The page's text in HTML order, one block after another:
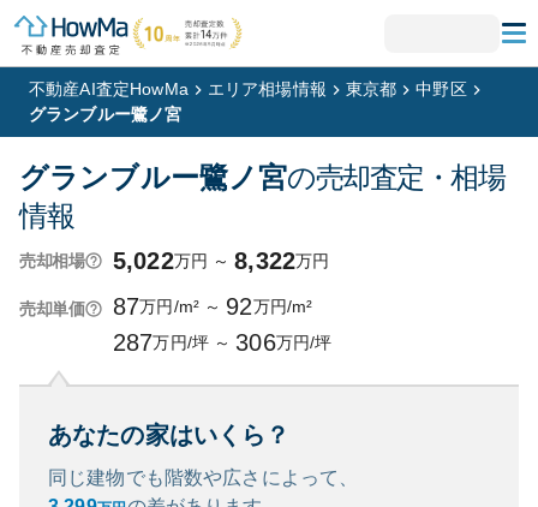
不動産AI査定HowMa エリア相場情報 東京都
中野区
グランブルー鷺ノ宮
グランブルー鷺ノ宮の売却査定・相場
情報
売却相場 5,022万円 ～ 8,322万円
売却単価 87万円/m² ～ 92万円/m²
287万円/坪 ～ 306万円/坪
あなたの家はいくら？
同じ建物でも階数や広さによって、